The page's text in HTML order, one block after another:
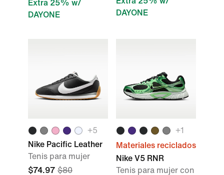
Extra 25% w/
DAYONE
DAYONE
+5
Nike Pacific Leather
Tenis para mujer
$74.97 $80
+1
Materiales reciclados
Nike V5 RNR
Tenis para mujer con